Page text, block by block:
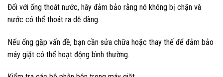
Đối với ống thoát nước, hãy đảm bảo rằng nó không bị chặn và
nước có thể thoát ra dễ dàng.
Nếu ống gặp vấn đề, bạn cần sửa chữa hoặc thay thế để đảm bảo
máy giặt có thể hoạt động bình thường.